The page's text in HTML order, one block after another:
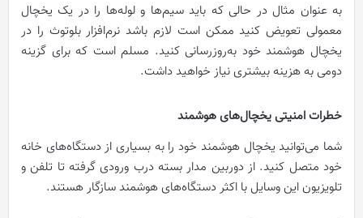
به عنوان مثال در حالی که باید سیم‌ها و لوله‌ها را در یک یخچال
معمولی تعویض کنید ممکن است لازم باشد نرم‌افزار بلوتوث را در
یخچال هوشمند خود به‌روزرسانی کنید. مسلم است که برای گزینه
دومی به هزینه بیشتری نیاز خواهید داشت.
خطرات امنیتی یخچال‌های هوشمند
شما می‌توانید یخچال هوشمند خود را به بسیاری از دستگاه‌های خانه
خود متصل کنید. از دوربین مدار بسته درب ورودی گرفته تا تلفن و
تلویزیون این وسایل با اکثر دستگاه‌های هوشمند سازگار هستند.